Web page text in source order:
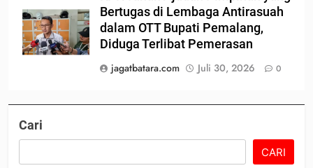
Bertugas di Lembaga Antirasuah
dalam OTT Bupati Pemalang,
Diduga Terlibat Pemerasan
jagatbatara.com
Juli 30, 2026 0
Cari
CARI